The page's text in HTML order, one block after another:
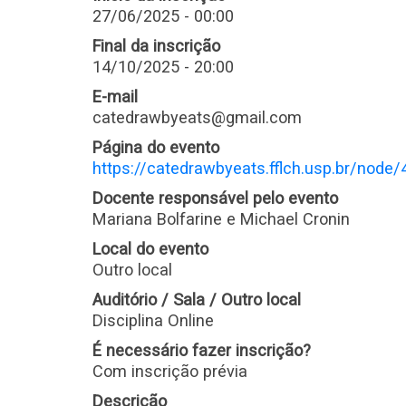
27/06/2025 - 00:00
Final da inscrição
14/10/2025 - 20:00
E-mail
catedrawbyeats@gmail.com
Página do evento
https://catedrawbyeats.fflch.usp.br/node/
Docente responsável pelo evento
Mariana Bolfarine e Michael Cronin
Local do evento
Outro local
Auditório / Sala / Outro local
Disciplina Online
É necessário fazer inscrição?
Com inscrição prévia
Descrição